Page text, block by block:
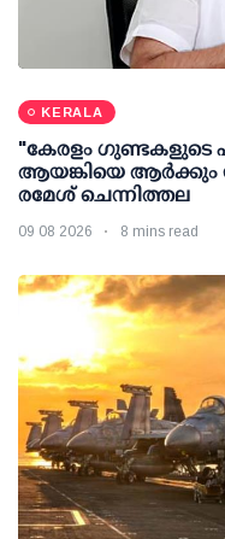
KERALA
"കേരളം
ആയങ്കിയെ ആർക്കും
രമേശ് ചെന്നിത്തല
09 08 2026 8 mins read